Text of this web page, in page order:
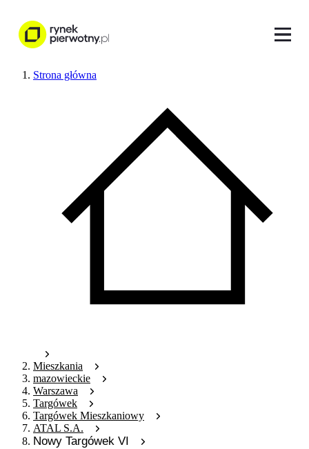
Strona główna
Mieszkania
mazowieckie
Warszawa
Targówek
Targówek Mieszkaniowy
ATAL S.A.
Nowy Targówek VI